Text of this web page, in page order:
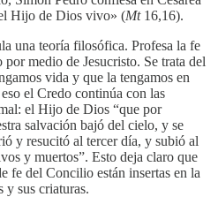
Hijo de Dios vivo» (Mt16,16).
una teoría filosófica. Profesa la fe
medio de Jesucristo. Se trata del
vida y que la tengamos en
el Credo continúa con las
el Hijo de Dios “que por
salvación bajó del cielo, y se
y resucitó al tercer día, y subió al
y muertos”. Esto deja claro que
fe del Concilio están insertas en la
y sus criaturas.